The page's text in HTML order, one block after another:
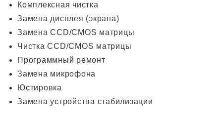
Комплексная чистка
Замена дисплея (экрана)
Замена CCD/CMOS матрицы
Чистка CCD/CMOS матрицы
Программный ремонт
Замена микрофона
Юстировка
Замена устройства стабилизации